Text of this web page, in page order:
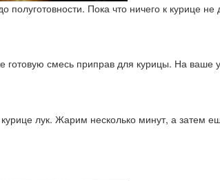
Пока что ничего к курице
смесь приправ для курицы. На ваше
лук. Жарим несколько минут, а затем